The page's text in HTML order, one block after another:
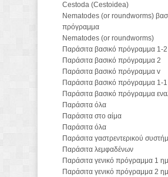
Cestoda (Cestoidea)
Νematodes (or roundworms)
πρόγραμμα
Νematodes (or roundworms)
Παράσιτα βασικό πρόγραμμα 1-2
Παράσιτα βασικό πρόγραμμα 2
Παράσιτα βασικό πρόγραμμα v
Παράσιτα βασικό πρόγραμμα 1-1
Παράσιτα βασικό πρόγραμμα
Παράσιτα όλα
Παράσιτα στο αίμα
Παράσιτα όλα
Παράσιτα γαστρεντερικού
Παράσιτα λεμφαδένων
Παράσιτα γενικό πρόγραμμα 1
Παράσιτα γενικό πρόγραμμα 2